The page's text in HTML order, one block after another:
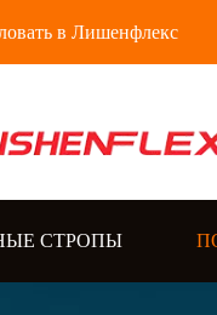
в Лишенфлекс
СТРОПЫ